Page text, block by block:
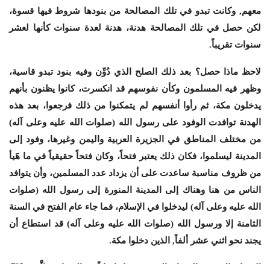
معهم, وكانت تبدو في تلك المصالحة من بنودها شروط فيها قسوة،
لكن حصل في تلك المصالحة هدنة، هدنة لعدة سنوات كأنها لعشر
سنوات تقريباً.
لاحظ ماذا حصل؟ بعد ذلك الصلح الذي دُوِّن وفيه بنود تبدو قاسية،
وظهر فيه المسلمون وكأن نفوسهم قد انكسرت، كانوا يظنون بأنهم
يدخلون مكة، ثم رأوا أنفسهم لم يتمكنوا من ذلك فرجعوا، بعد هذه
الهدنة توافدت الوفود على رسول الله (صلوات الله عليه وعلى آله)
من مختلف المناطق في الجزيرة العربية واليمن وغيرها، وفود إلى
المدينة ليسلموا، فكان ذلك يعتبر فتحاً، وكان فتحاً حقيقياً في ما هََيأ
من ظروف مناسبة ساعدت على أن يزداد عدد المسلمين، وأن يتوافد
الناس من هنا وهناك إلى المدينة المنورة إلى رسول الله (صلوات
الله عليه وعلى آله) ليدخلوا في الإسلام، فما جاء عام الفتح في السنة
الثامنة إلا ورسول الله (صلوات الله عليه وعلى آله) قد استطاع أن
يجند نحو اثني عشر ألفاً, الذين دخلوا مكة.